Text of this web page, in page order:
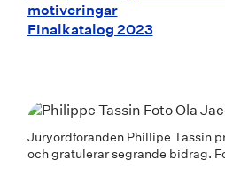
motiveringar
Finalkatalog 2023
Juryordföranden Phillipe Tassin
och gratulerar segrande bidrag.